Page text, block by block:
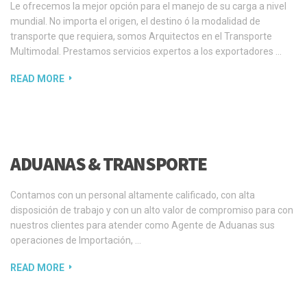
Le ofrecemos la mejor opción para el manejo de su carga a nivel
mundial. No importa el origen, el destino ó la modalidad de
transporte que requiera, somos Arquitectos en el Transporte
Multimodal. Prestamos servicios expertos a los exportadores …
READ MORE
ADUANAS & TRANSPORTE
Contamos con un personal altamente calificado, con alta
disposición de trabajo y con un alto valor de compromiso para con
nuestros clientes para atender como Agente de Aduanas sus
operaciones de Importación, …
READ MORE